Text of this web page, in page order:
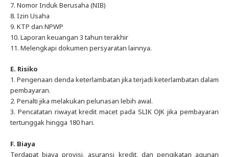
7. Nomor Induk Berusaha (NIB)
8. Izin Usaha
9. KTP dan NPWP
10. Laporan keuangan 3 tahun terakhir
11. Melengkapi dokumen persyaratan lainnya.
E. Risiko
1. Pengenaan denda keterlambatan jika terjadi keterlambatan dalam
pembayaran.
2. Penalti jika melakukan pelunasan lebih awal.
3. Pencatatan riwayat kredit macet pada SLIK OJK jika pembayaran
tertunggak hingga 180 hari.
F. Biaya
Terdapat biaya provisi, asuransi kredit, dan pengikatan agunan